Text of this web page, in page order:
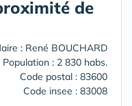
de
: René BOUCHARD
Population : 2 830 habs.
Code postal : 83600
Code insee : 83008